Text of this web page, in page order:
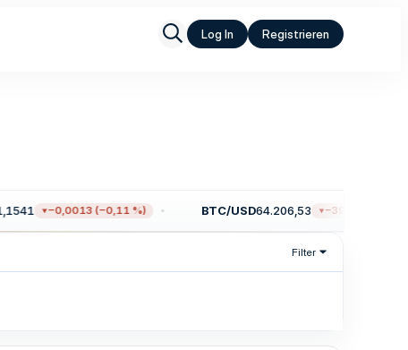
Log In Registrieren
−0,0013 (−0,11 %) BTC/USD64.206,53 −395,79 (−0,61
Filter